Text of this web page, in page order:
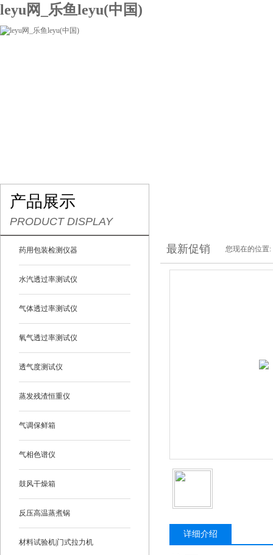
leyu网_乐鱼leyu(中国)
产品展示
PRODUCT DISPLAY
药用包装检测仪器
水汽透过率测试仪
气体透过率测试仪
氧气透过率测试仪
透气度测试仪
蒸发残渣恒重仪
气调保鲜箱
气相色谱仪
鼓风干燥箱
反压高温蒸煮锅
材料试验机|门式拉力机
最新促销 您现在的位置:
详细介绍